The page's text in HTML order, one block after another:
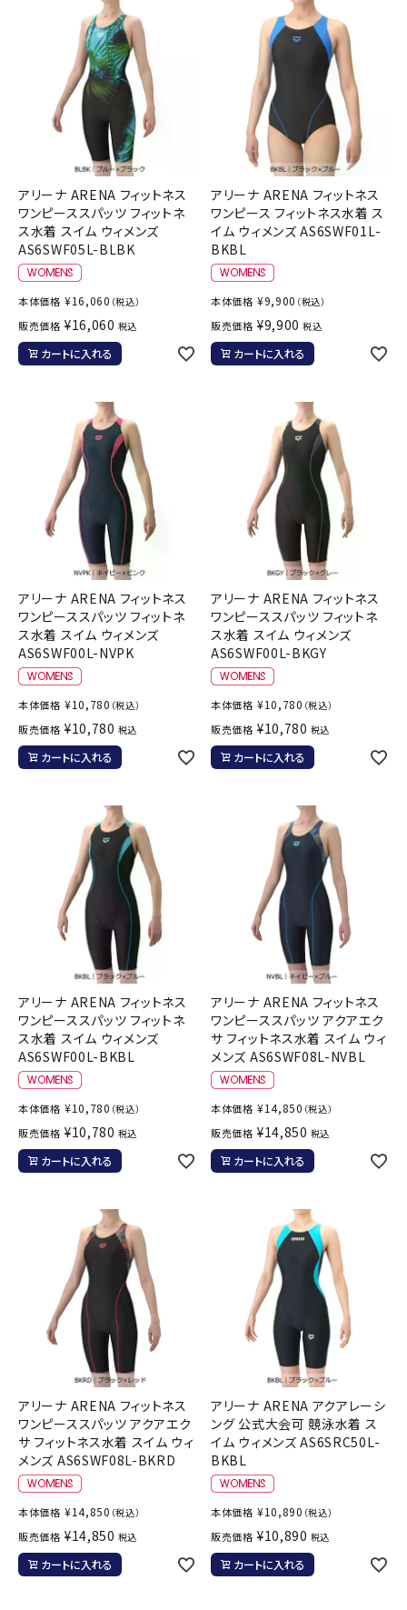
アリーナ ARENA フィットネス
ワンピーススパッツ フィットネ
ス水着 スイム ウィメンズ
AS6SWF05L-BLBK
本体価格 ¥16,060 （税込）
販売価格 ¥16,060 税込
カートに入れる
アリーナ ARENA フィットネス
ワンピース フィットネス水着 ス
イム ウィメンズ AS6SWF01L-
BKBL
本体価格 ¥9,900 （税込）
販売価格 ¥9,900 税込
カートに入れる
アリーナ ARENA フィットネス
ワンピーススパッツ フィットネ
ス水着 スイム ウィメンズ
AS6SWF00L-NVPK
本体価格 ¥10,780 （税込）
販売価格 ¥10,780 税込
カートに入れる
アリーナ ARENA フィットネス
ワンピーススパッツ フィットネ
ス水着 スイム ウィメンズ
AS6SWF00L-BKGY
本体価格 ¥10,780 （税込）
販売価格 ¥10,780 税込
カートに入れる
アリーナ ARENA フィットネス
ワンピーススパッツ フィットネ
ス水着 スイム ウィメンズ
AS6SWF00L-BKBL
本体価格 ¥10,780 （税込）
販売価格 ¥10,780 税込
カートに入れる
アリーナ ARENA フィットネス
ワンピーススパッツ アクアエク
サ フィットネス水着 スイム ウィ
メンズ AS6SWF08L-NVBL
本体価格 ¥14,850 （税込）
販売価格 ¥14,850 税込
カートに入れる
アリーナ ARENA フィットネス
ワンピーススパッツ アクアエク
サ フィットネス水着 スイム ウィ
メンズ AS6SWF08L-BKRD
本体価格 ¥14,850 （税込）
販売価格 ¥14,850 税込
カートに入れる
アリーナ ARENA アクアレーシ
ング 公式大会可 競泳水着 ス
イム ウィメンズ AS6SRC50L-
BKBL
本体価格 ¥10,890 （税込）
販売価格 ¥10,890 税込
カートに入れる